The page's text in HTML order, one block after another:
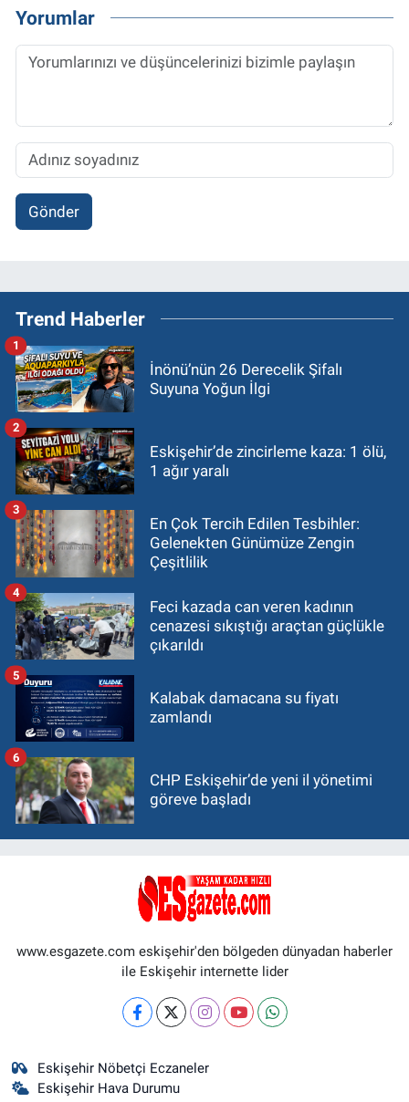
Yorumlar
Gönder
Trend Haberler
İnönü’nün 26 Derecelik Şifalı
Suyuna Yoğun İlgi
1
Eskişehir’de zincirleme kaza: 1 ölü,
1 ağır yaralı
2
En Çok Tercih Edilen Tesbihler:
Gelenekten Günümüze Zengin
Çeşitlilik
3
Feci kazada can veren kadının
cenazesi sıkıştığı araçtan güçlükle
çıkarıldı
4
Kalabak damacana su fiyatı
zamlandı
5
CHP Eskişehir’de yeni il yönetimi
göreve başladı
6
www.esgazete.com eskişehir'den bölgeden dünyadan haberler
ile Eskişehir internette lider
Eskişehir Nöbetçi Eczaneler
Eskişehir Hava Durumu